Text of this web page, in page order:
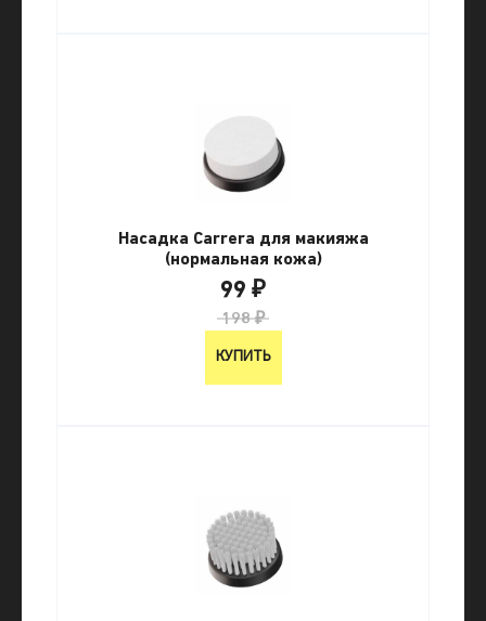
Насадка Carrera для макияжа
(нормальная кожа)
99 ₽
198 ₽
КУПИТЬ